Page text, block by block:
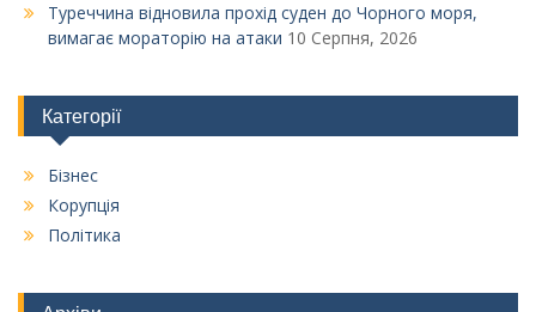
Туреччина відновила прохід суден до Чорного моря,
вимагає мораторію на атаки 10 Серпня, 2026
Категорії
Бізнес
Корупція
Політика